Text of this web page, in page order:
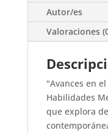
Autor/es
Valoraciones
"Avances en
Habilidades
que explora